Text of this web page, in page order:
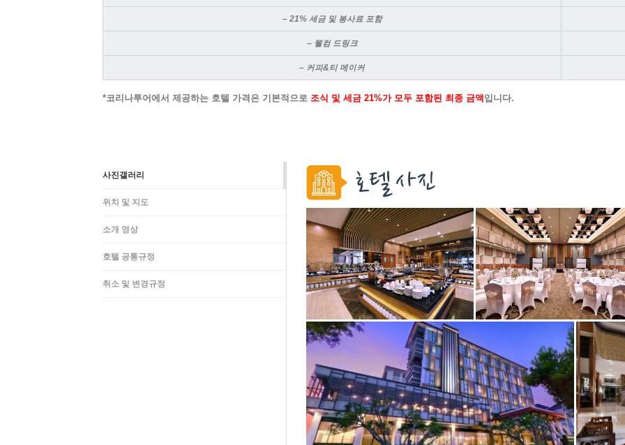
– 21% 세금 및 봉사료 포함
– 웰컴 드링크
– 커피&티 메이커
*코리나투어에서 제공하는 호텔 가격은 기본적으로 조식 및 세금 21%가 모두 포함된 최종 금액 입니다.
사진갤러리
위치 및 지도
소개 영상
호텔 공통규정
취소 및 변경규정